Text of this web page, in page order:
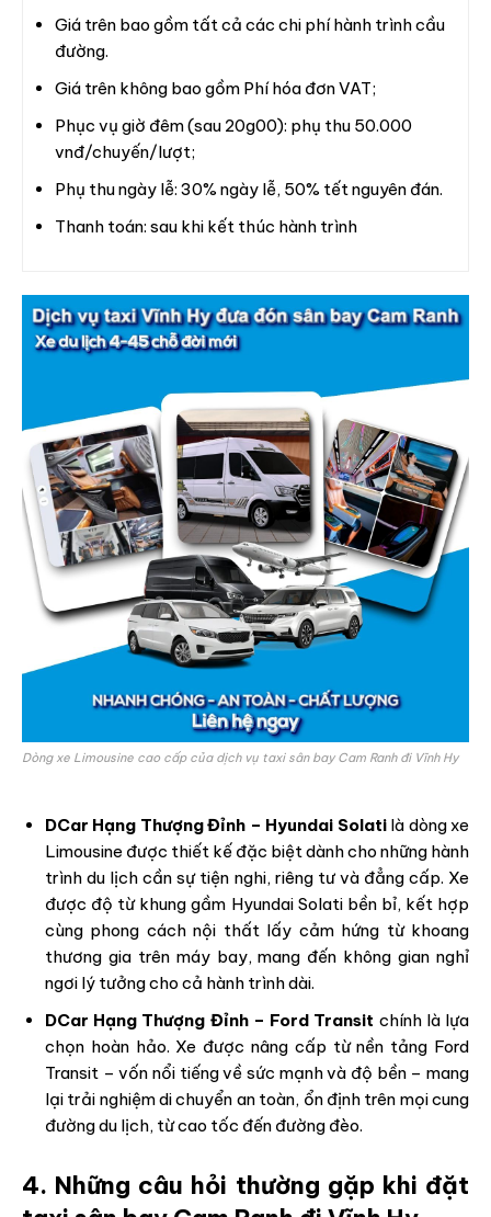
Giá trên bao gồm tất cả các chi phí hành trình cầu
đường.
Giá trên không bao gồm Phí hóa đơn VAT;
Phục vụ giờ đêm (sau 20g00): phụ thu 50.000
vnđ/chuyến/lượt;
Phụ thu ngày lễ: 30% ngày lễ, 50% tết nguyên đán.
Thanh toán: sau khi kết thúc hành trình
Dòng xe Limousine cao cấp của dịch vụ taxi sân bay Cam Ranh đi Vĩnh Hy
DCar Hạng Thượng Đỉnh – Hyundai Solati là dòng xe
Limousine được thiết kế đặc biệt dành cho những hành
trình du lịch cần sự tiện nghi, riêng tư và đẳng cấp. Xe
được độ từ khung gầm Hyundai Solati bền bỉ, kết hợp
cùng phong cách nội thất lấy cảm hứng từ khoang
thương gia trên máy bay, mang đến không gian nghỉ
ngơi lý tưởng cho cả hành trình dài.
DCar Hạng Thượng Đỉnh – Ford Transit chính là lựa
chọn hoàn hảo. Xe được nâng cấp từ nền tảng Ford
Transit – vốn nổi tiếng về sức mạnh và độ bền – mang
lại trải nghiệm di chuyển an toàn, ổn định trên mọi cung
đường du lịch, từ cao tốc đến đường đèo.
4. Những câu hỏi thường gặp khi đặt